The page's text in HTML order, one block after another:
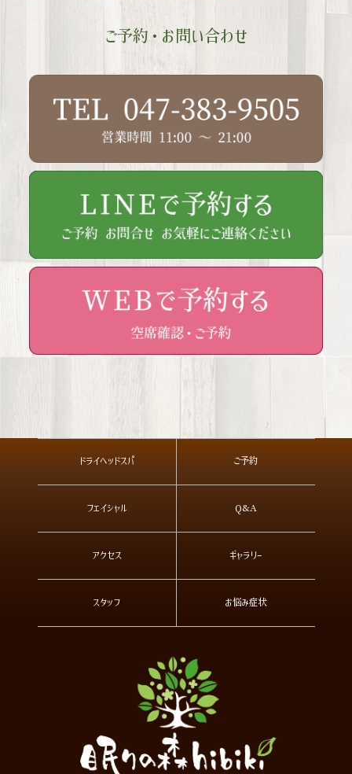
ご予約・お問い合わせ
ドライヘッドスパ ご予約
フェイシャル Q&A
アクセス ギャラリー
スタッフ お悩み症状